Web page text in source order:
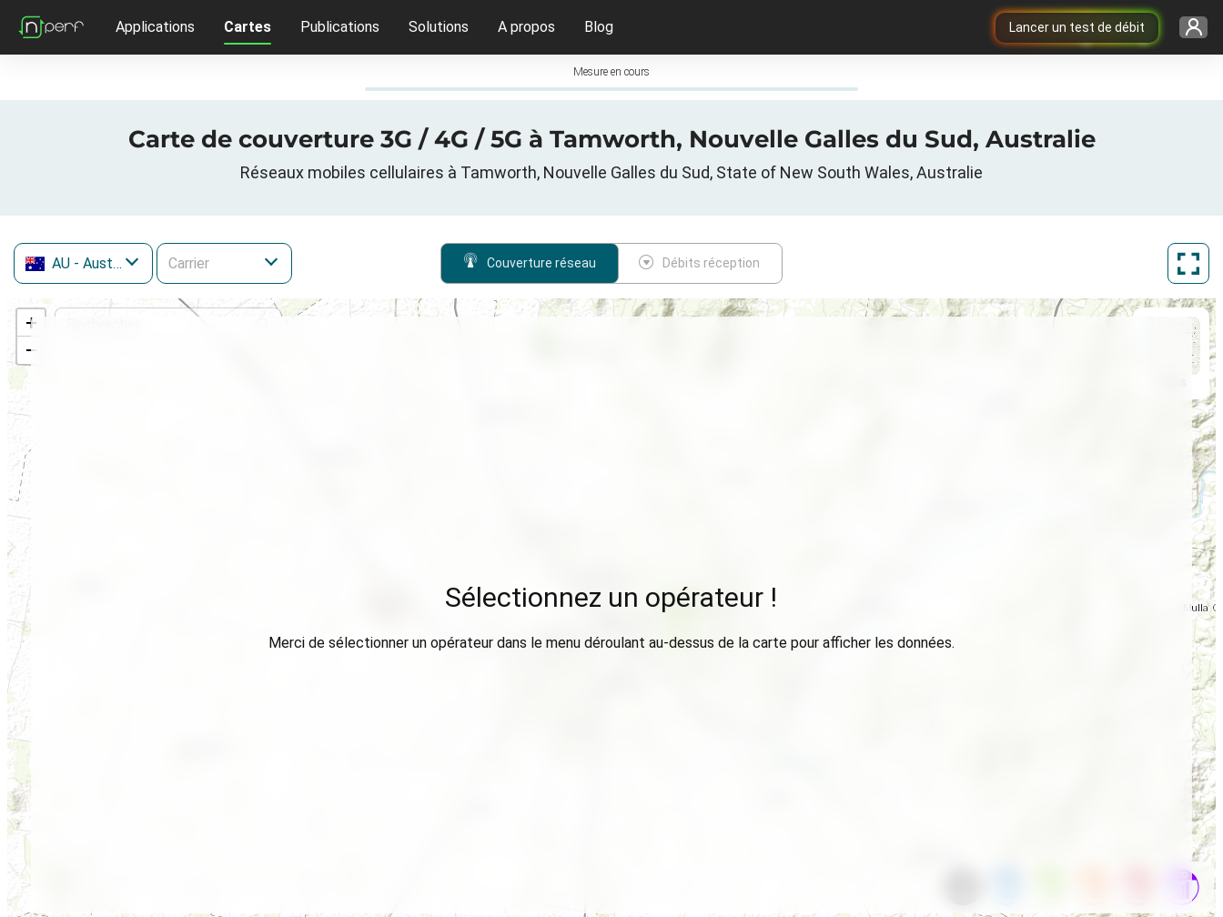
Lancer un test de débit
Applications Cartes Publications Solutions A propos Blog
Mesure en cours
Carte de couverture 3G / 4G / 5G à Tamworth, Nouvelle Galles du Sud, Australie
Réseaux mobiles cellulaires à Tamworth, Nouvelle Galles du Sud, State of New South Wales, Australie
AU - Australie Couverture réseau Débits réception
+
−
Sélectionnez un opérateur !
Merci de sélectionner un opérateur dans le menu déroulant au-dessus de la carte pour afficher les données.